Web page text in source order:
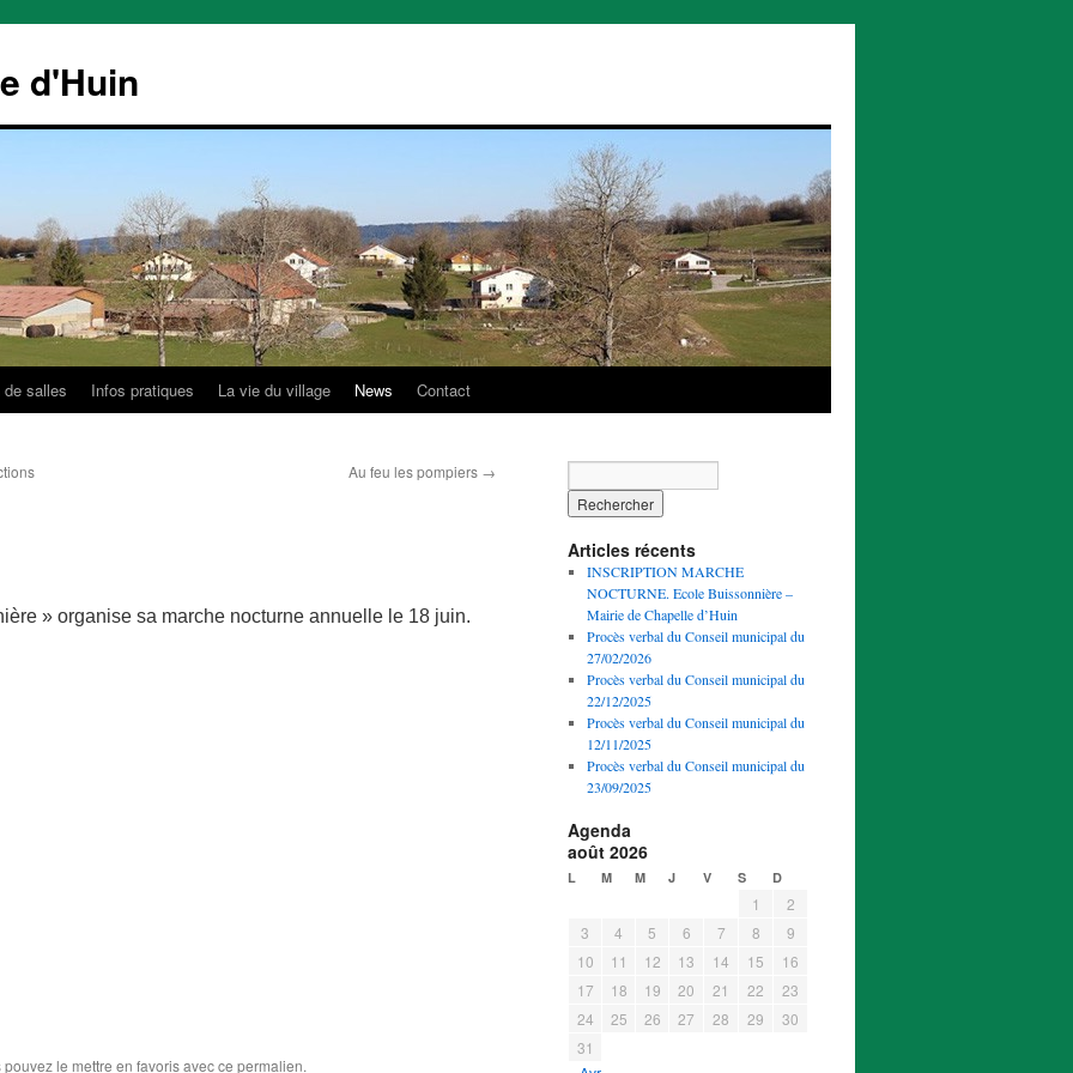
d'Huin
de salles Infos pratiques La vie du village News Contact
Au feu les pompiers →
» organise sa marche nocturne annuelle le 18 juin.
pouvez le mettre en favoris avecce permalien.
Articles récents
INSCRIPTION MARCHE
NOCTURNE. Ecole Buissonnière –
Mairie de Chapelle d’Huin
Procès verbal du Conseil municipal du
27/02/2026
Procès verbal du Conseil municipal du
22/12/2025
Procès verbal du Conseil municipal du
12/11/2025
Procès verbal du Conseil municipal du
23/09/2025
Agenda
août 2026
L M M J V S D
1
2
3
4 5 6 7 8
9
10
11 12 13 14 15
16
17
18 19 20 21 22
23
24
25 26 27 28 29
30
31